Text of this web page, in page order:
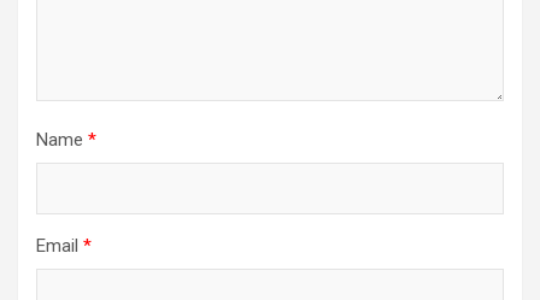
Name *
Email *